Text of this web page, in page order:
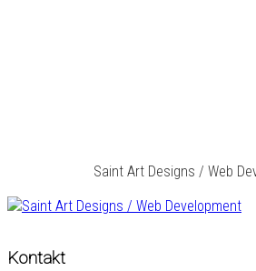
Saint Art Designs / Web
Kontakt